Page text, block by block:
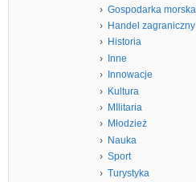
Gospodarka morska
Handel zagraniczny
Historia
Inne
Innowacje
Kultura
MIlitaria
Młodzież
Nauka
Sport
Turystyka